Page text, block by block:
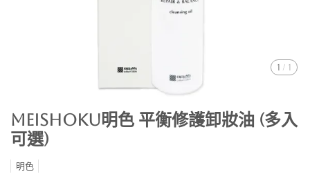
1 / 1
Meishoku明色 平衡修護卸妝油 (多入
可選)
明色